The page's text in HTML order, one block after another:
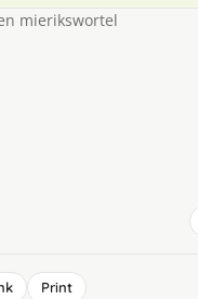
mierikswortel
Print